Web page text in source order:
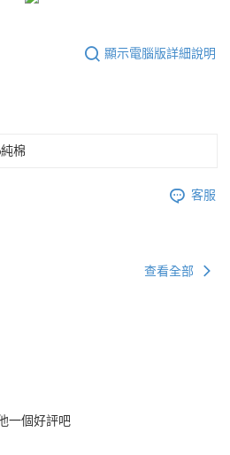
，將依據個別帳號之用戶狀況，依本公司即
他人資訊註冊。若發現惡意使用之情形，
顯示電腦版詳細說明
棉
客服
查看全部
一個好評吧